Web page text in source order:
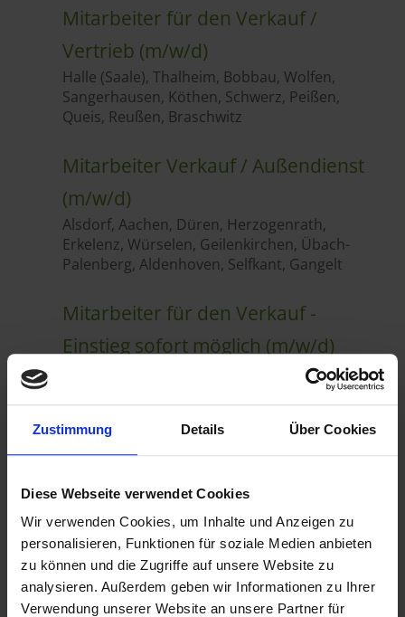
Zustimmung Details Über Cookies
Diese Webseite verwendet Cookies
Wir verwenden Cookies, um Inhalte und Anzeigen zu
personalisieren, Funktionen für soziale Medien anbieten
zu können und die Zugriffe auf unsere Website zu
analysieren. Außerdem geben wir Informationen zu Ihrer
Verwendung unserer Website an unsere Partner für